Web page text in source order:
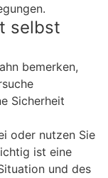
selbst
bemerken,
Sicherheit
oder nutzen Sie
ist eine
und des